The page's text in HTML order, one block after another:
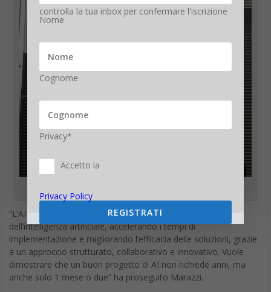
“L’AI Accelerator di BlueIT si propone di facilitare l’adozione
dell’intelligenza artificiale, accelerando i tempi di
implementazione e migliorando l’efficacia delle soluzioni, grazie
a un approccio strutturato, collaborativo e innovativo. Vuole
dimostrare che un buon progetto di AI non richiede anni, ma
anche solo 1 mese o due” ha proseguito Marazzi.
controlla la tua inbox per confermare l'iscrizione
Nome
Cognome
Privacy*
Accetto la
Privacy Policy
REGISTRATI